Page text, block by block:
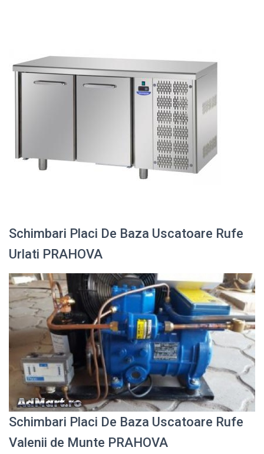
Schimbari Placi De Baza Uscatoare Rufe
Urlati PRAHOVA
Schimbari Placi De Baza Uscatoare Rufe
Valenii de Munte PRAHOVA